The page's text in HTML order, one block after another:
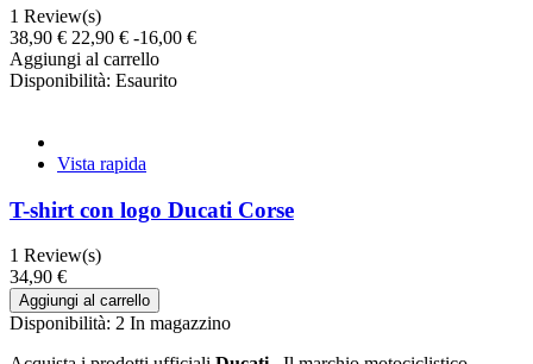
1 Review(s)
38,90 € 22,90 € -16,00 €
Aggiungi al carrello
Disponibilità: Esaurito
Vista rapida
T-shirt con logo Ducati Corse
1 Review(s)
34,90 €
Aggiungi al carrello
Disponibilità: 2 In magazzino